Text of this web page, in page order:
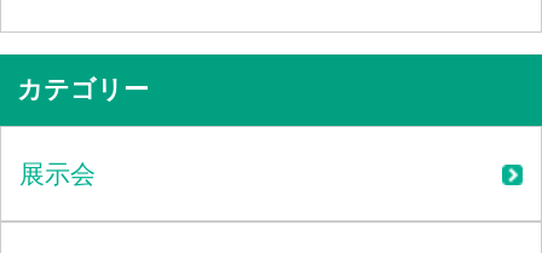
カテゴリー
展示会